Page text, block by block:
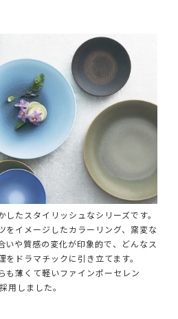
たスタイリッシュなシリーズです。
をイメージしたカラーリング、窯変な
いや質感の変化が印象的で、どんなス
ドラマチックに引き立てます。
も薄くて軽いファインポーセレン
用しました。